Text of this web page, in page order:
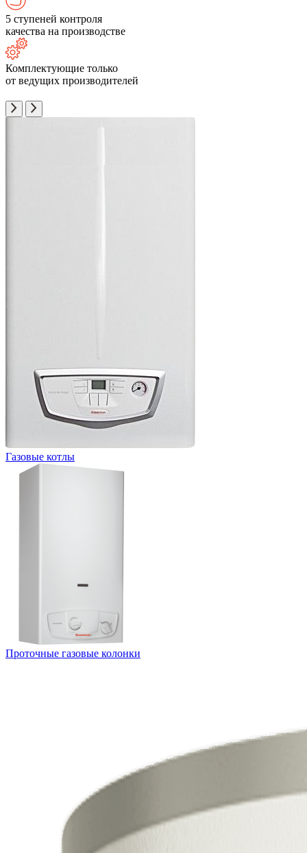
5 ступеней контроля
качества на производстве
Комплектующие только
от ведущих производителей
Газовые котлы
Проточные газовые колонки